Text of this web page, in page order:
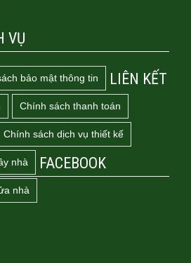
VỤ
bảo mật thông tin
Chính sách thanh toán
Chính sách dịch vụ thiết kế
nhà
nhà
LIÊN KẾT
FACEBOOK